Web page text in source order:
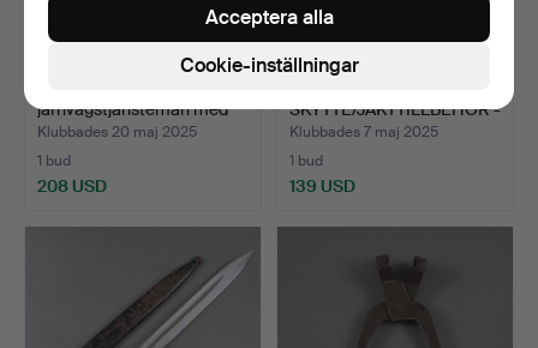
järnvägstjänstemän med
ett gam…
Klubbades 20 maj 2025
1 bud
208 USD
SKYTTE/JAKTTILLBEHÖR -
ca. 180…
Klubbades 7 maj 2025
1 bud
139 USD
Cookie-inställningar
Acceptera alla